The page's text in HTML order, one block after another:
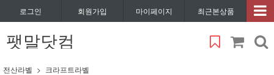
로그인 회원가입 마이페이지 최근본상품
팻말닷컴
전산라벨 크라프트라벨